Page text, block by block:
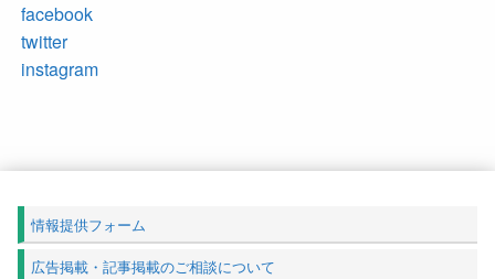
facebook
twitter
instagram
情報提供フォーム
広告掲載・記事掲載のご相談について